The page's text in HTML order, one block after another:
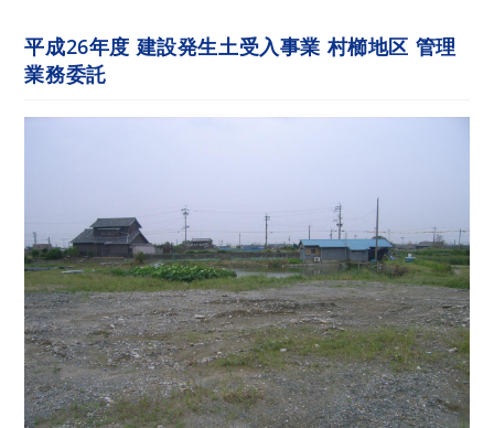
平成26年度 建設発生土受入事業 村櫛地区 管理
業務委託